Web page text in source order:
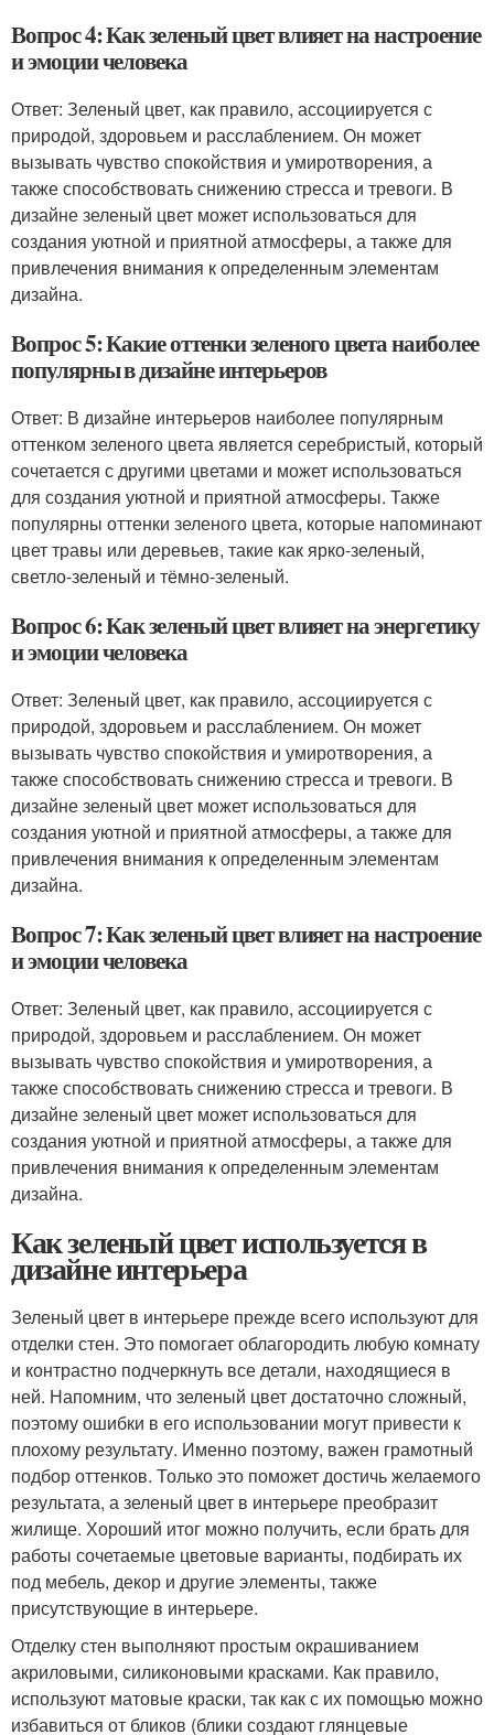
Вопрос 4: Как зеленый цвет влияет на настроение
и эмоции человека
Ответ: Зеленый цвет, как правило, ассоциируется с
природой, здоровьем и расслаблением. Он может
вызывать чувство спокойствия и умиротворения, а
также способствовать снижению стресса и тревоги. В
дизайне зеленый цвет может использоваться для
создания уютной и приятной атмосферы, а также для
привлечения внимания к определенным элементам
дизайна.
Вопрос 5: Какие оттенки зеленого цвета наиболее
популярны в дизайне интерьеров
Ответ: В дизайне интерьеров наиболее популярным
оттенком зеленого цвета является серебристый, который
сочетается с другими цветами и может использоваться
для создания уютной и приятной атмосферы. Также
популярны оттенки зеленого цвета, которые напоминают
цвет травы или деревьев, такие как ярко-зеленый,
светло-зеленый и тёмно-зеленый.
Вопрос 6: Как зеленый цвет влияет на энергетику
и эмоции человека
Ответ: Зеленый цвет, как правило, ассоциируется с
природой, здоровьем и расслаблением. Он может
вызывать чувство спокойствия и умиротворения, а
также способствовать снижению стресса и тревоги. В
дизайне зеленый цвет может использоваться для
создания уютной и приятной атмосферы, а также для
привлечения внимания к определенным элементам
дизайна.
Вопрос 7: Как зеленый цвет влияет на настроение
и эмоции человека
Ответ: Зеленый цвет, как правило, ассоциируется с
природой, здоровьем и расслаблением. Он может
вызывать чувство спокойствия и умиротворения, а
также способствовать снижению стресса и тревоги. В
дизайне зеленый цвет может использоваться для
создания уютной и приятной атмосферы, а также для
привлечения внимания к определенным элементам
дизайна.
Как зеленый цвет используется в
дизайне интерьера
Зеленый цвет в интерьере прежде всего используют для
отделки стен. Это помогает облагородить любую комнату
и контрастно подчеркнуть все детали, находящиеся в
ней. Напомним, что зеленый цвет достаточно сложный,
поэтому ошибки в его использовании могут привести к
плохому результату. Именно поэтому, важен грамотный
подбор оттенков. Только это поможет достичь желаемого
результата, а зеленый цвет в интерьере преобразит
жилище. Хороший итог можно получить, если брать для
работы сочетаемые цветовые варианты, подбирать их
под мебель, декор и другие элементы, также
присутствующие в интерьере.
Отделку стен выполняют простым окрашиванием
акриловыми, силиконовыми красками. Как правило,
используют матовые краски, так как с их помощью можно
избавиться от бликов (блики создают глянцевые